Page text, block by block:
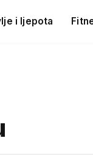
i ljepota